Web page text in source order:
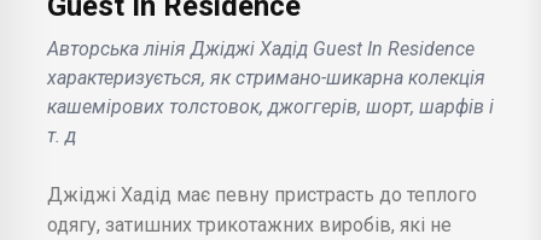
Авторська лінія Джіджі Хадід Guest In Residence
характеризується, як стримано-шикарна колекція
кашемірових толстовок, джоггерів, шорт, шарфів і
т. д
Джіджі Хадід має певну пристрасть до теплого
одягу, затишних трикотажних виробів, які не